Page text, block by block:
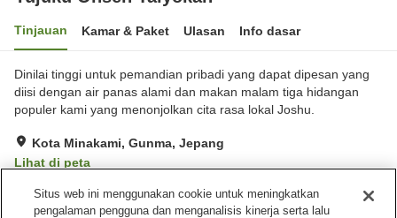
Tinjauan Kamar & Paket Ulasan Info dasar
Dinilai tinggi untuk pemandian pribadi yang dapat dipesan yang
diisi dengan air panas alami dan makan malam tiga hidangan
populer kami yang menonjolkan cita rasa lokal Joshu.
Kota Minakami, Gunma, Jepang
Lihat di peta
Hebat Ulasan:108
Situs web ini menggunakan cookie untuk meningkatkan
pengalaman pengguna dan menganalisis kinerja serta lalu